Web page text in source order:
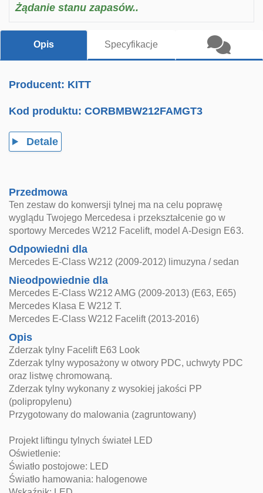
Żądanie stanu zapasów..
Opis Specyfikacje
Producent: KITT
Kod produktu:CORBMBW212FAMGT3
Detale
Przedmowa
Ten zestaw do konwersji tylnej ma na celu poprawę
wyglądu Twojego Mercedesa i przekształcenie go w
sportowy Mercedes W212 Facelift, model A-Design E63.
Odpowiedni dla
Mercedes E-Class W212 (2009-2012) limuzyna / sedan
Nieodpowiednie dla
Mercedes E-Class W212 AMG (2009-2013) (E63, E65)
Mercedes Klasa E W212 T.
Mercedes E-Class W212 Facelift (2013-2016)
Opis
Zderzak tylny Facelift E63 Look
Zderzak tylny wyposażony w otwory PDC, uchwyty PDC
oraz listwę chromowaną.
Zderzak tylny wykonany z wysokiej jakości PP
(polipropylenu)
Przygotowany do malowania (zagruntowany)
Projekt liftingu tylnych świateł LED
Oświetlenie:
Światło postojowe: LED
Światło hamowania: halogenowe